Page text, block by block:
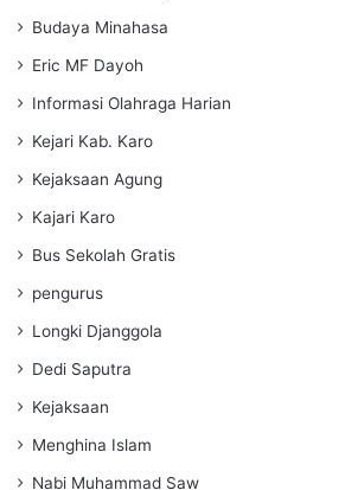
Budaya Minahasa
Eric MF Dayoh
Informasi Olahraga Harian
Kejari Kab. Karo
Kejaksaan Agung
Kajari Karo
Bus Sekolah Gratis
pengurus
Longki Djanggola
Dedi Saputra
Kejaksaan
Menghina Islam
Nabi Muhammad Saw